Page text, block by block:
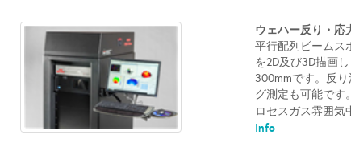
ウェハー反り・応
平行配列ビームス
を2D及び3D描画
300mmです。反
グ測定も可能です
ロセスガス雰囲気
Info